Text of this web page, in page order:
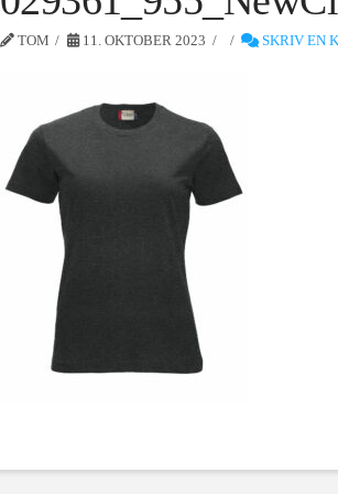
TOM 11. OKTOBER 2023 SKRIV EN